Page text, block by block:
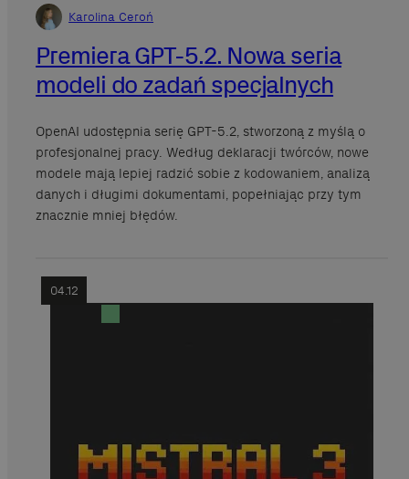
Karolina Ceroń
Premiera GPT-5.2. Nowa seria
modeli do zadań specjalnych
OpenAI udostępnia serię GPT-5.2, stworzoną z myślą o
profesjonalnej pracy. Według deklaracji twórców, nowe
modele mają lepiej radzić sobie z kodowaniem, analizą
danych i długimi dokumentami, popełniając przy tym
znacznie mniej błędów.
04.12